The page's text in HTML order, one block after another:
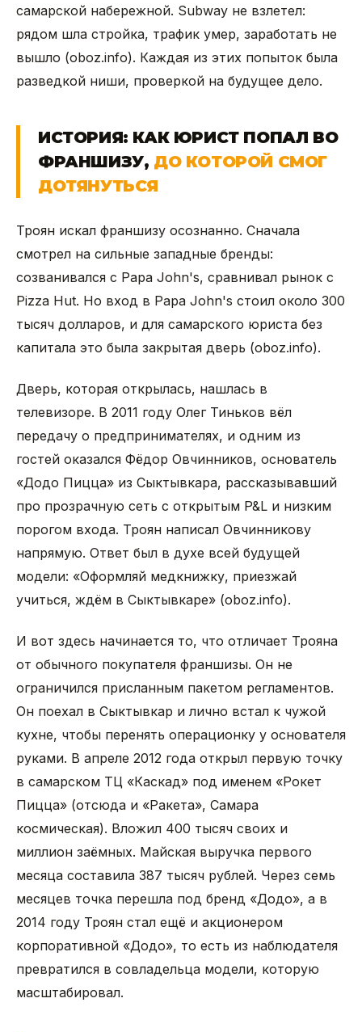
самарской набережной. Subway не взлетел:
рядом шла стройка, трафик умер, заработать не
вышло (oboz.info). Каждая из этих попыток была
разведкой ниши, проверкой на будущее дело.
ИСТОРИЯ: КАК ЮРИСТ ПОПАЛ ВО
ФРАНШИЗУ, ДО КОТОРОЙ СМОГ
ДОТЯНУТЬСЯ
Троян искал франшизу осознанно. Сначала
смотрел на сильные западные бренды:
созванивался с Papa John's, сравнивал рынок с
Pizza Hut. Но вход в Papa John's стоил около 300
тысяч долларов, и для самарского юриста без
капитала это была закрытая дверь (oboz.info).
Дверь, которая открылась, нашлась в
телевизоре. В 2011 году Олег Тиньков вёл
передачу о предпринимателях, и одним из
гостей оказался Фёдор Овчинников, основатель
«Додо Пицца» из Сыктывкара, рассказывавший
про прозрачную сеть с открытым P&L и низким
порогом входа. Троян написал Овчинникову
напрямую. Ответ был в духе всей будущей
модели: «Оформляй медкнижку, приезжай
учиться, ждём в Сыктывкаре» (oboz.info).
И вот здесь начинается то, что отличает Трояна
от обычного покупателя франшизы. Он не
ограничился присланным пакетом регламентов.
Он поехал в Сыктывкар и лично встал к чужой
кухне, чтобы перенять операционку у основателя
руками. В апреле 2012 года открыл первую точку
в самарском ТЦ «Каскад» под именем «Рокет
Пицца» (отсюда и «Ракета», Самара
космическая). Вложил 400 тысяч своих и
миллион заёмных. Майская выручка первого
месяца составила 387 тысяч рублей. Через семь
месяцев точка перешла под бренд «Додо», а в
2014 году Троян стал ещё и акционером
корпоративной «Додо», то есть из наблюдателя
превратился в совладельца модели, которую
масштабировал.